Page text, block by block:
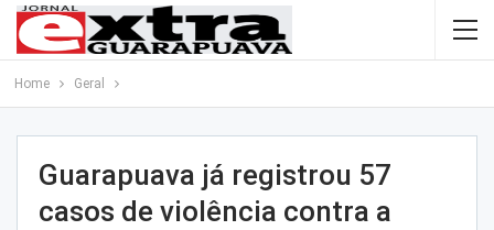
Home Geral
Guarapuava já registrou 57
casos de violência contra a